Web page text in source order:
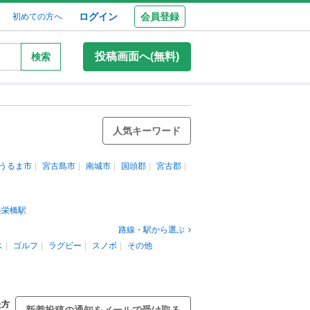
初めての方へ ログイン 会員登録
検索 投稿画面へ(無料)
人気キーワード
るま市 宮古島市 南城市 国頭郡 宮古郡
橋駅
路線・駅から選ぶ
ゴルフ ラグビー スノボ その他